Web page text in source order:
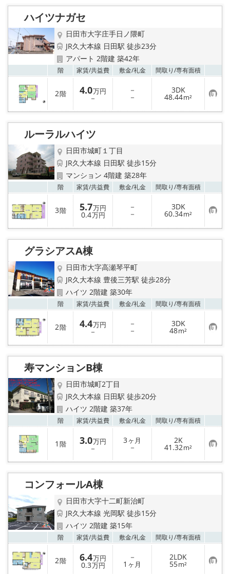
り
ハイツナガセ
日田市大字庄手日ノ隈町
JR久大本線 日田駅 徒歩23分
アパート 2階建 築42年
階 家賃/共益費 敷金/礼金 間取り/専有面積
2階 4.0万円
－
－
－
3DK
48.44m² お
気
に
り
ルーラルハイツ
日田市城町１丁目
JR久大本線 日田駅 徒歩15分
マンション 4階建 築28年
階 家賃/共益費 敷金/礼金 間取り/専有面積
3階 5.7万円
0.4万円
－
－
3DK
60.34m² お
気
に
り
グラシアスA棟
日田市大字高瀬琴平町
JR久大本線 豊後三芳駅 徒歩28分
ハイツ 2階建 築30年
階 家賃/共益費 敷金/礼金 間取り/専有面積
2階 4.4万円
－
－
－
3DK
48m² お
気
に
り
寿マンションB棟
日田市城町2丁目
JR久大本線 日田駅 徒歩20分
ハイツ 2階建 築37年
階 家賃/共益費 敷金/礼金 間取り/専有面積
1 階 3.0万円
－
3ヶ月
－
2K
41.32m² お
気
に
り
コンフォールA棟
日田市大字十二町新治町
JR久大本線 光岡駅 徒歩15分
ハイツ 2階建 築15年
階 家賃/共益費 敷金/礼金 間取り/専有面積
2階 6.4万円
0.3万円
－
1 ヶ月
2LDK
55m² お
気